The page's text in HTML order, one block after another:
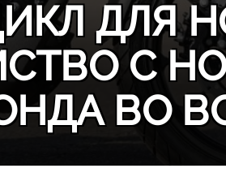
ДЛЯ
С
ВО